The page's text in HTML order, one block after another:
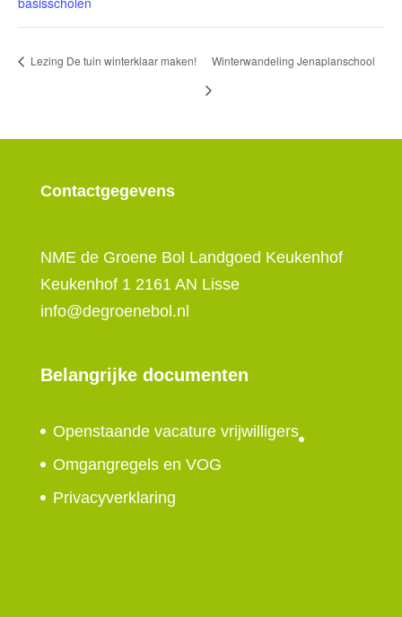
Lezing De tuin winterklaar maken! Winterwandeling Jenaplanschool
Contactgegevens
NME de Groene Bol Landgoed Keukenhof
Keukenhof 1 2161 AN Lisse
info@degroenebol.nl
Belangrijke documenten
Openstaande vacature vrijwilligers
Omgangregels en VOG
Privacyverklaring